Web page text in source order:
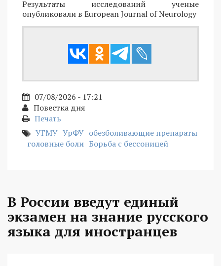
Результаты исследований ученые
опубликовали в European Journal of Neurology
07/08/2026 - 17:21
Повестка дня
Печать
УГМУ УрФУ обезболивающие препараты
головные боли Борьба с бессоницей
В России введут единый
экзамен на знание русского
языка для иностранцев